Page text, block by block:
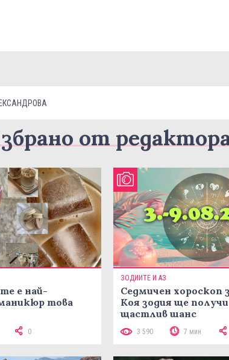
от
е най-
това
0
ЗОДИИТЕ И АЗ
Седмичен хороскоп
Коя зодия ще получи
щастлив шанс
3 590 7 мин